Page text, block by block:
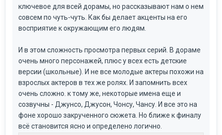
ключевое для всей дорамы, но рассказывают нам о нем
совсем по чуть-чуть. Как бы делает акценты на его
восприятие к окружающим его людям.
И в этом сложность просмотра первых серий. В дораме
очень много персонажей, плюс у всех есть детские
версии (школьные). И не все молодые актеры похожи на
взрослых актеров в тех же ролях. И запомнить всех
очень сложно. к тому же, некоторые имена еще и
созвучны - Джунсо, Джусон, Чонсу, Чансу. И все это на
фоне хорошо закрученного сюжета. Но ближе к финалу
всё становится ясно и определено логично.